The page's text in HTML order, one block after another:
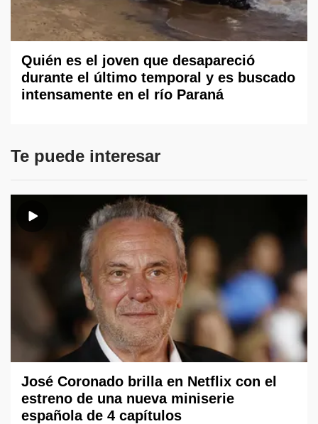
Quién es el joven que desapareció
durante el último temporal y es buscado
intensamente en el río Paraná
Te puede interesar
José Coronado brilla en Netflix con el
estreno de una nueva miniserie
española de 4 capítulos